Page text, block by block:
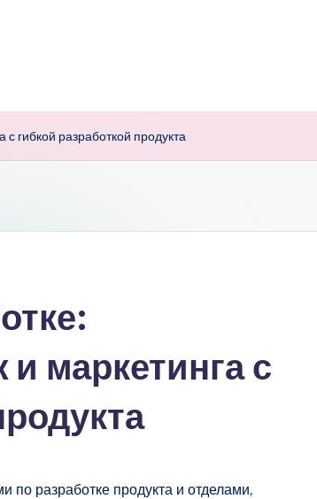
гибкой разработкой продукта
маркетинга с
разработке продукта и отделами,